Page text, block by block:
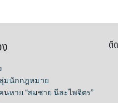
มนักกฎหมาย
หาย “สมชาย นีละไพจิตร”
ติ